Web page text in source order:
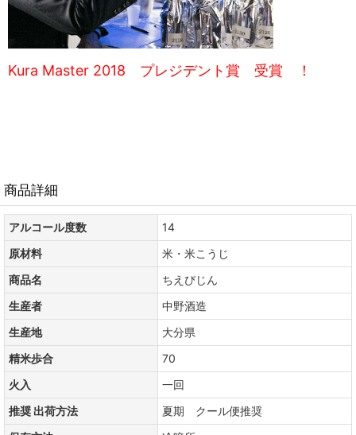
Kura Master 2018 プレジデント賞 受賞 ！
商品詳細
アルコール度数
14
原材料
米・米こうじ
商品名
ちえびじん
生産者
中野酒造
生産地
大分県
精米歩合
70
火入
一回
推奨 出荷方法
夏期 クール便推奨